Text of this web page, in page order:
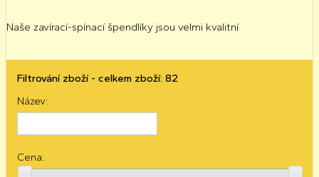
Naše zavírací-spínací špendlíky jsou velmi kvalitní
Filtrování zboží - celkem zboží: 82
Název:
Cena: